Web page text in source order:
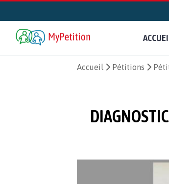
Accueil Pétitions